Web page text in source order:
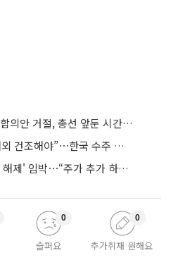
안 거절, 총선 앞둔 시간 끌기”
백악관 “전투함 등 4척 해외 건조해야”⋯한국 수주 기대
스페이스X 1차 '보호예수 해제' 임박⋯“주가 추가 하락 가능성”
슬퍼요
0
추가취재 원해요
0